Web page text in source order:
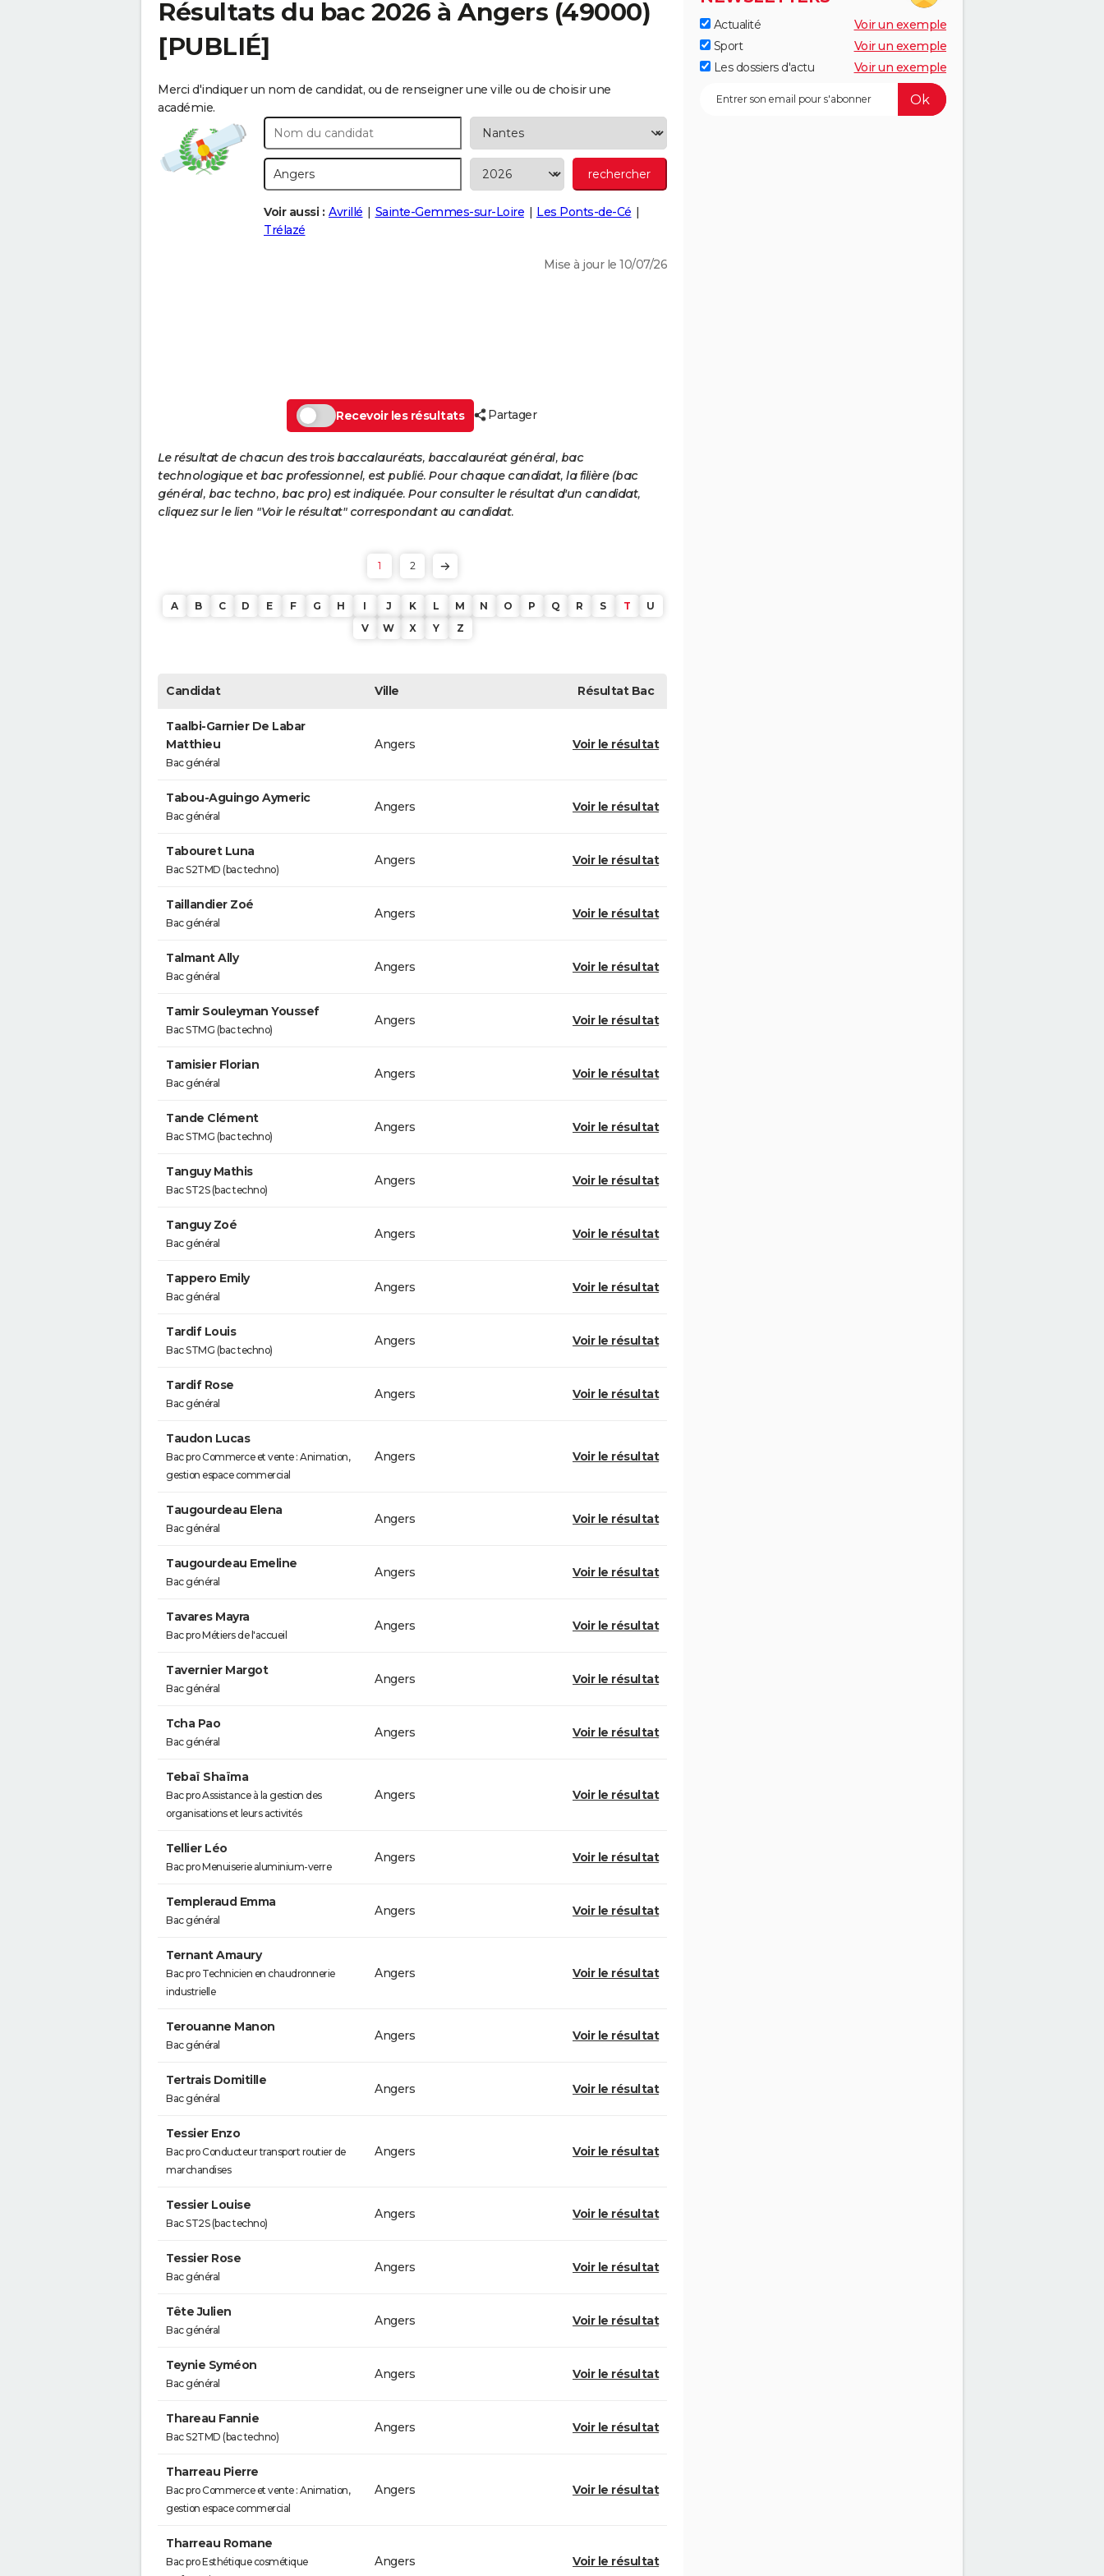
Résultats du bac 2026 à Angers (49000)
[PUBLIÉ]
Merci d'indiquer un nom de candidat, ou de renseigner une ville ou de choisir une
académie.
Voir aussi : Avrillé Sainte-Gemmes-sur-Loire
Les Ponts-de-Cé
Trélazé
Mise à jour le 10/07/26
Recevoir les résultats Partager
Le résultat de chacun des trois baccalauréats, baccalauréat général, bac
technologique et bac professionnel, est publié. Pour chaque candidat, la filière (bac
général, bac techno, bac pro) est indiquée. Pour consulter le résultat d'un candidat,
cliquez sur le lien "Voir le résultat" correspondant au candidat.
1 2
A B C D E F G H I J K L M N O P Q R S T
U
V
W X Y Z
Candidat Ville RésultatBac
Taalbi-Garnier De Labar
Matthieu
Bac général
Angers Voir le résultat
Tabou-Aguingo Aymeric
Bac général
Angers Voir le résultat
Tabouret Luna
Bac S2TMD (bac techno)
Angers Voir le résultat
Taillandier Zoé
Bac général
Angers Voir le résultat
Talmant Ally
Bac général
Angers Voir le résultat
Tamir Souleyman Youssef
Bac STMG (bac techno)
Angers Voir le résultat
Tamisier Florian
Bac général
Angers Voir le résultat
Tande Clément
Bac STMG (bac techno)
Angers Voir le résultat
Tanguy Mathis
Bac ST2S (bac techno)
Angers Voir le résultat
Tanguy Zoé
Bac général
Angers Voir le résultat
Tappero Emily
Bac général
Angers Voir le résultat
Tardif Louis
Bac STMG (bac techno)
Angers Voir le résultat
Tardif Rose
Bac général
Angers Voir le résultat
Taudon Lucas
Bac pro Commerce et vente : Animation,
gestion espace commercial
Angers Voir le résultat
Taugourdeau Elena
Bac général
Angers Voir le résultat
Taugourdeau Emeline
Bac général
Angers Voir le résultat
Tavares Mayra
Bac pro Métiers de l'accueil
Angers Voir le résultat
Tavernier Margot
Bac général
Angers Voir le résultat
Tcha Pao
Bac général
Angers Voir le résultat
Tebaï Shaïma
Bac pro Assistance à la gestion des
organisations et leurs activités
Angers Voir le résultat
Tellier Léo
Bac pro Menuiserie aluminium-verre
Angers Voir le résultat
Templeraud Emma
Bac général
Angers Voir le résultat
Ternant Amaury
Bac pro Technicien en chaudronnerie
industrielle
Angers Voir le résultat
Terouanne Manon
Bac général
Angers Voir le résultat
Tertrais Domitille
Bac général
Angers Voir le résultat
Tessier Enzo
Bac pro Conducteur transport routier de
marchandises
Angers Voir le résultat
Tessier Louise
Bac ST2S (bac techno)
Angers Voir le résultat
Tessier Rose
Bac général
Angers Voir le résultat
Tête Julien
Bac général
Angers Voir le résultat
Teynie Syméon
Bac général
Angers Voir le résultat
Thareau Fannie
Bac S2TMD (bac techno)
Angers Voir le résultat
Tharreau Pierre
Bac pro Commerce et vente : Animation,
gestion espace commercial
Angers Voir le résultat
Tharreau Romane
Bac pro Esthétique cosmétique
Angers Voir le résultat
Actualité
Voir un exemple
Sport
Voir un exemple
Les dossiers d'actu
Voir un exemple